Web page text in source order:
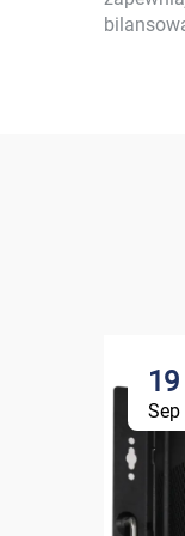
19
Sep